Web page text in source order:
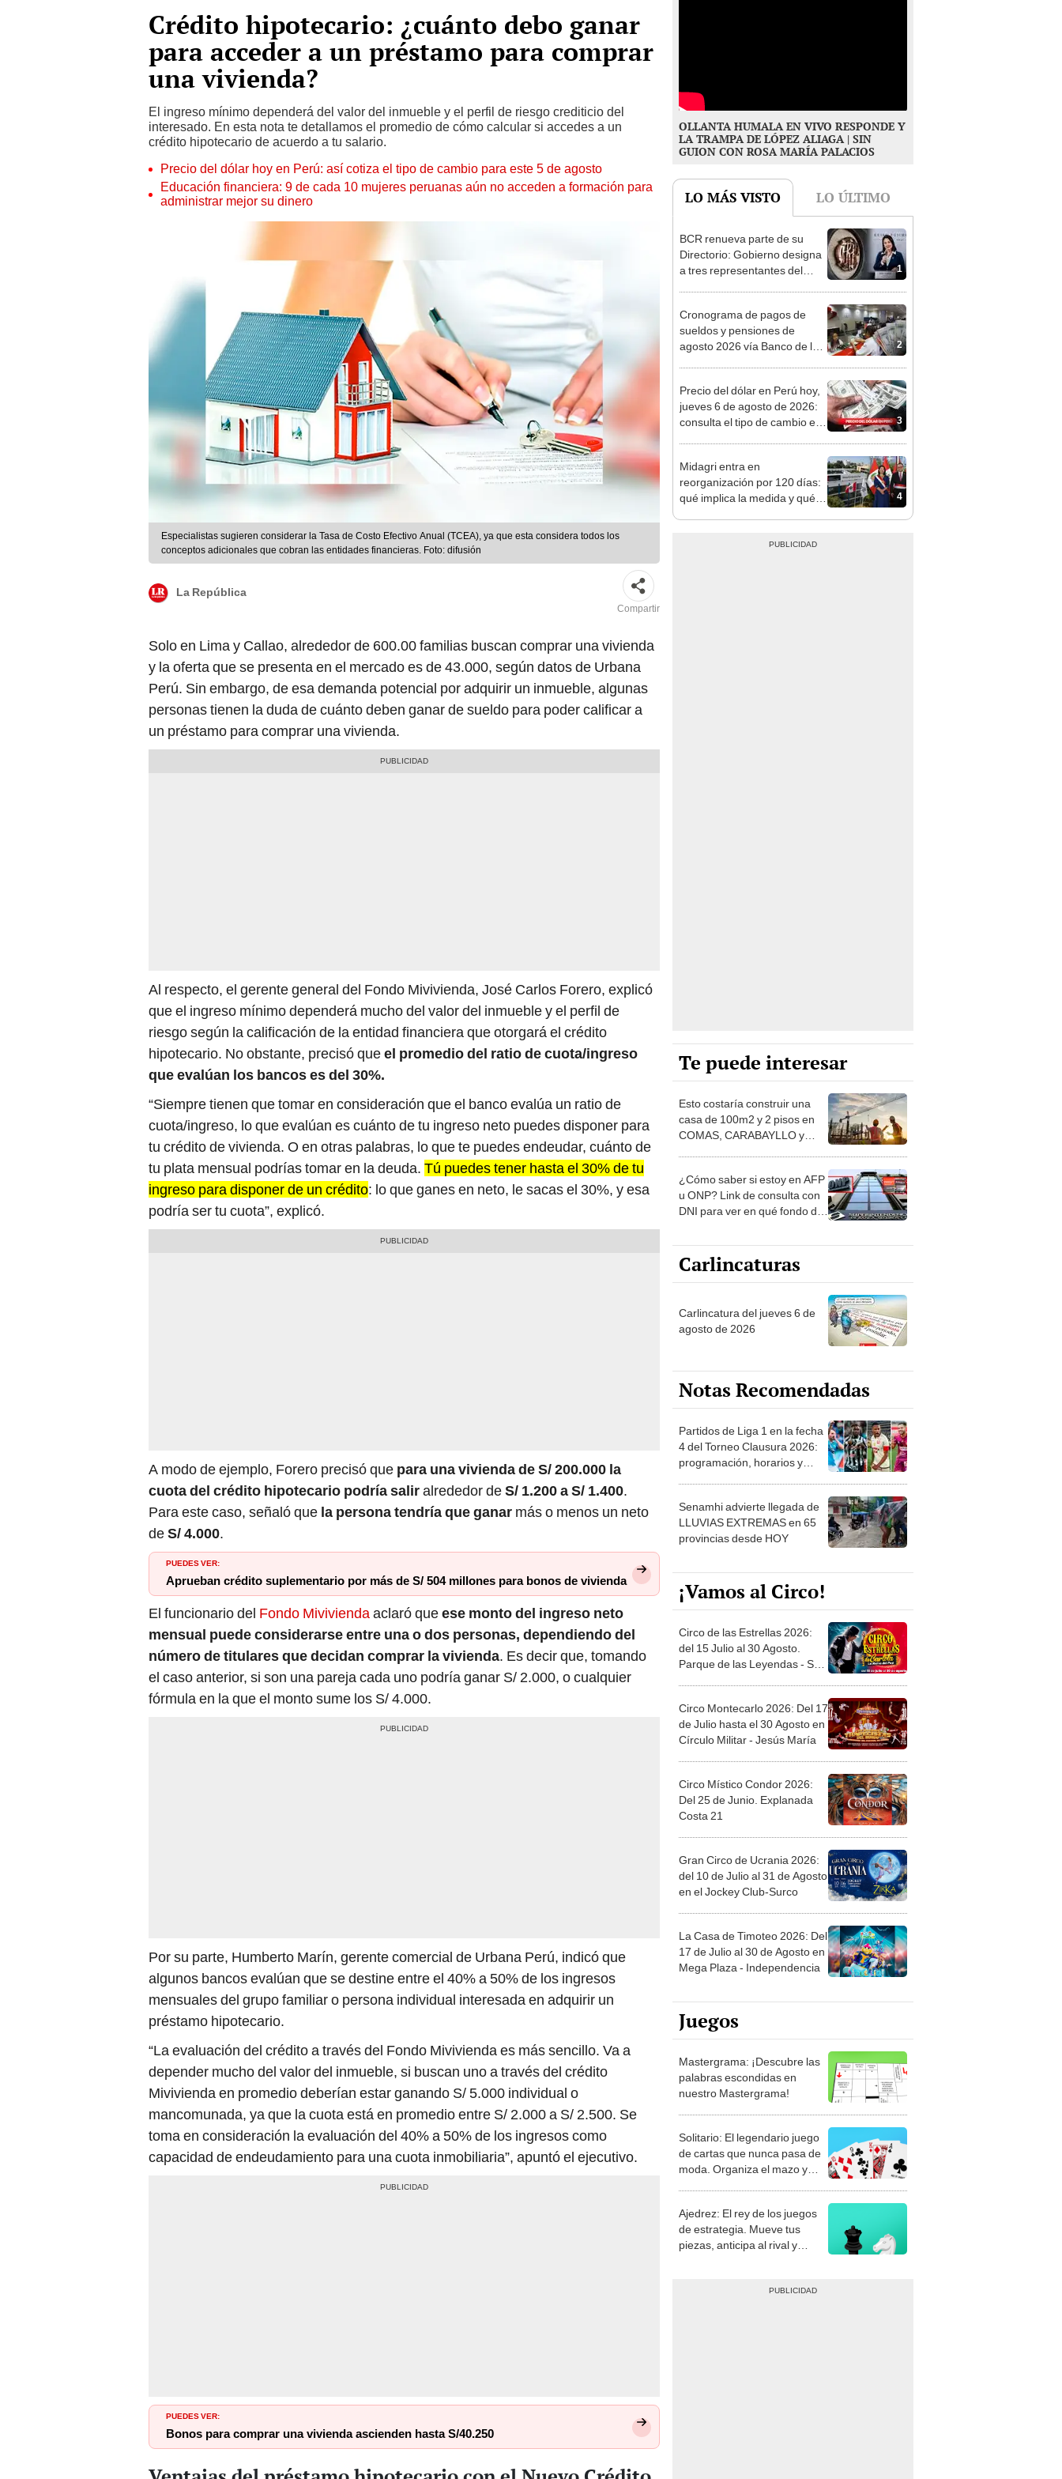
Crédito hipotecario: ¿cuánto debo ganar
para acceder a un préstamo para comprar
una vivienda?
El ingreso mínimo dependerá del valor del inmueble y el perfil de riesgo crediticio del
interesado. En esta nota te detallamos el promedio de cómo calcular si accedes a un
crédito hipotecario de acuerdo a tu salario.
Precio del dólar hoy en Perú: así cotiza el tipo de cambio para este 5 de agosto
Educación financiera: 9 de cada 10 mujeres peruanas aún no acceden a formación para
administrar mejor su dinero
Especialistas sugieren considerar la Tasa de Costo Efectivo Anual (TCEA), ya que esta considera todos los
conceptos adicionales que cobran las entidades financieras. Foto: difusión
La República
Compartir
Solo en Lima y Callao, alrededor de 600.00 familias buscan comprar una vivienda
y la oferta que se presenta en el mercado es de 43.000, según datos de Urbana
Perú. Sin embargo, de esa demanda potencial por adquirir un inmueble, algunas
personas tienen la duda de cuánto deben ganar de sueldo para poder calificar a
un préstamo para comprar una vivienda.
Al respecto, el gerente general del Fondo Mivivienda, José Carlos Forero, explicó
que el ingreso mínimo dependerá mucho del valor del inmueble y el perfil de
riesgo según la calificación de la entidad financiera que otorgará el crédito
hipotecario. No obstante, precisó queel promedio del ratio de cuota/ingreso
que evalúan los bancos es del 30%.
“Siempre tienen que tomar en consideración que el banco evalúa un ratio de
cuota/ingreso, lo que evalúan es cuánto de tu ingreso neto puedes disponer para
tu crédito de vivienda. O en otras palabras, lo que te puedes endeudar, cuánto de
tu plata mensual podrías tomar en la deuda. Tú puedes tener hasta el 30% de tu
ingreso para disponer de un crédito: lo que ganes en neto, le sacas el 30%, y esa
podría ser tu cuota”, explicó.
A modo de ejemplo, Forero precisó que para una vivienda de S/ 200.000 la
cuota del crédito hipotecario podría saliralrededor deS/ 1.200 a S/ 1.400.
Para este caso, señaló que la persona tendría que ganar más o menos un neto
deS/ 4.000.
PUEDES VER:
Aprueban crédito suplementario por más de S/ 504 millones para bonos de vivienda
El funcionario del Fondo Miviviendaaclaró queese monto del ingreso neto
mensual puede considerarse entre una o dos personas, dependiendo del
número de titulares que decidan comprar la vivienda. Es decir que, tomando
el caso anterior, si son una pareja cada uno podría ganar S/ 2.000, o cualquier
fórmula en la que el monto sume los S/ 4.000.
Por su parte, Humberto Marín, gerente comercial de Urbana Perú, indicó que
algunos bancos evalúan que se destine entre el 40% a 50% de los ingresos
mensuales del grupo familiar o persona individual interesada en adquirir un
préstamo hipotecario.
“La evaluación del crédito a través del Fondo Mivivienda es más sencillo. Va a
depender mucho del valor del inmueble, si buscan uno a través del crédito
Mivivienda en promedio deberían estar ganando S/ 5.000 individual o
mancomunada, ya que la cuota está en promedio entre S/ 2.000 a S/ 2.500. Se
toma en consideración la evaluación del 40% a 50% de los ingresos como
capacidad de endeudamiento para una cuota inmobiliaria”, apuntó el ejecutivo.
PUEDES VER:
Bonos para comprar una vivienda ascienden hasta S/40.250
OLLANTA HUMALA EN VIVO RESPONDE Y
LA TRAMPA DE LÓPEZ ALIAGA | SIN
GUION CON ROSA MARÍA PALACIOS
LO MÁS VISTO LO ÚLTIMO
1
BCR renueva parte de su
Directorio: Gobierno designa
a tres representantes del
2
Cronograma de pagos de
sueldos y pensiones de
agosto 2026 vía Banco de la
3
Precio del dólar en Perú hoy,
jueves 6 de agosto de 2026:
consulta el tipo de cambio en
4
Midagri entra en
reorganización por 120 días:
qué implica la medida y qué
Te puede interesar
Esto costaría construir una
casa de 100m2 y 2 pisos en
COMAS, CARABAYLLO y
¿Cómo saber si estoy en AFP
u ONP? Link de consulta con
DNI para ver en qué fondo de
Carlincaturas
Carlincatura del jueves 6 de
agosto de 2026
Notas Recomendadas
Partidos de Liga 1 en la fecha
4 del Torneo Clausura 2026:
programación, horarios y
Senamhi advierte llegada de
LLUVIAS EXTREMAS en 65
provincias desde HOY
¡Vamos al Circo!
Circo de las Estrellas 2026:
del 15 Julio al 30 Agosto.
Parque de las Leyendas - San
Circo Montecarlo 2026: Del 17
de Julio hasta el 30 Agosto en
Círculo Militar - Jesús María
Circo Místico Condor 2026:
Del 25 de Junio. Explanada
Costa 21
Gran Circo de Ucrania 2026:
del 10 de Julio al 31 de Agosto
en el Jockey Club-Surco
La Casa de Timoteo 2026: Del
17 de Julio al 30 de Agosto en
Mega Plaza - Independencia
Juegos
Mastergrama: ¡Descubre las
palabras escondidas en
nuestro Mastergrama!
Solitario: El legendario juego
de cartas que nunca pasa de
moda. Organiza el mazo y
Ajedrez: El rey de los juegos
de estrategia. Mueve tus
piezas, anticipa al rival y